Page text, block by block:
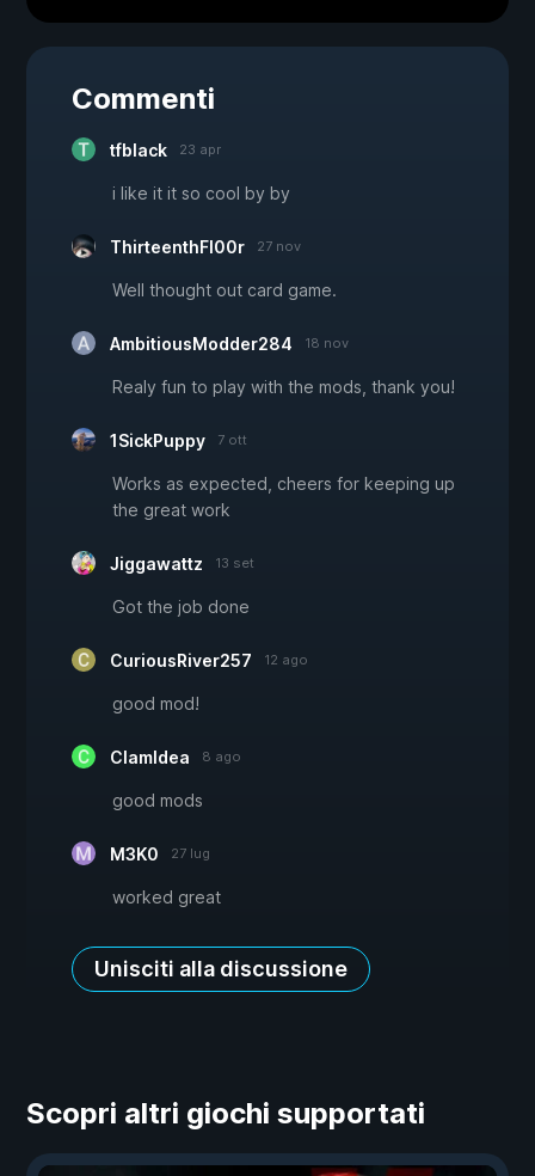
Commenti
tfblack 23 apr
i like it it so cool by by
ThirteenthFl00r 27 nov
Well thought out card game.
AmbitiousModder284 18 nov
Realy fun to play with the mods, thank you!
1SickPuppy 7 ott
Works as expected, cheers for keeping up
the great work
Jiggawattz 13 set
Got the job done
CuriousRiver257 12 ago
good mod!
ClamIdea 8 ago
good mods
M3K0 27 lug
worked great
Unisciti alla discussione
Scopri altri giochi supportati